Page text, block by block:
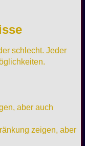
schlecht. Jeder
aber auch
zeigen, aber